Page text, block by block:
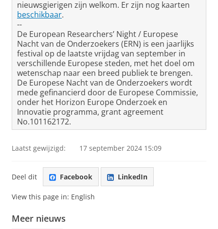
nieuwsgierigen zijn welkom. Er zijn nog kaarten
beschikbaar.
--
De European Researchers’ Night / Europese
Nacht van de Onderzoekers (ERN) is een jaarlijks
festival op de laatste vrijdag van september in
verschillende Europese steden, met het doel om
wetenschap naar een breed publiek te brengen.
De Europese Nacht van de Onderzoekers wordt
mede gefinancierd door de Europese Commissie,
onder het Horizon Europe Onderzoek en
Innovatie programma, grant agreement
No.101162172.
Laatst gewijzigd: 17 september 2024 15:09
Deel dit Facebook LinkedIn
View this page in: English
Meer nieuws